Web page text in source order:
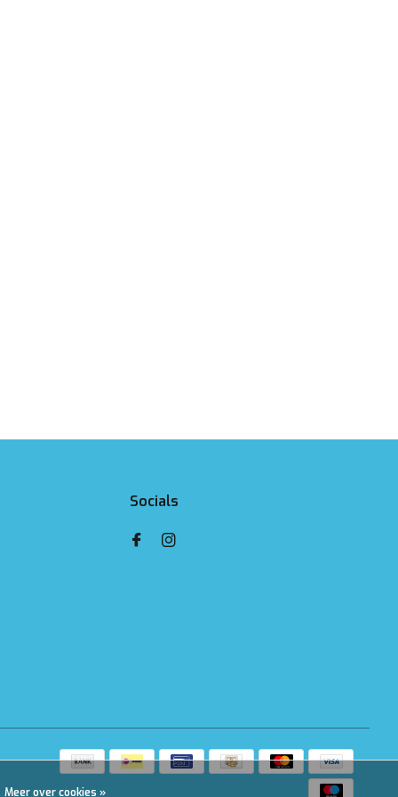
Socials
Meer over cookies »